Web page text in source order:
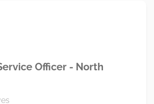
Officer - North